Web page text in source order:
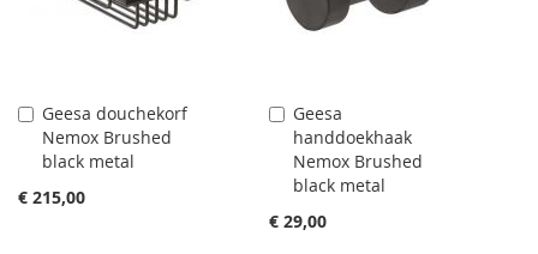
Geesa douchekorf
Nemox Brushed
black metal
€ 215,00
Aan
winkelwagen
toevoegen
Geesa
handdoekhaak
Nemox Brushed
black metal
€ 29,00
Aan
winkelwagen
toevoegen